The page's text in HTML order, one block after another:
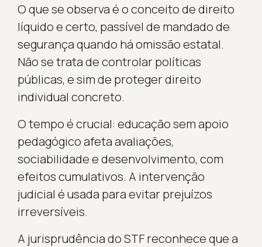
O que se observa é o conceito de direito
líquido e certo, passível de mandado de
segurança quando há omissão estatal.
Não se trata de controlar políticas
públicas, e sim de proteger direito
individual concreto.
O tempo é crucial: educação sem apoio
pedagógico afeta avaliações,
sociabilidade e desenvolvimento, com
efeitos cumulativos. A intervenção
judicial é usada para evitar prejuízos
irreversíveis.
A jurisprudência do STF reconhece que a